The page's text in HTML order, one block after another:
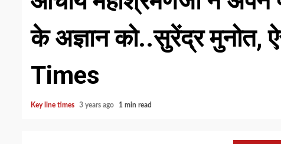
के अज्ञान को..सुरेंद्र मुनोत,
Times
Key line times 3 years ago 1 min read